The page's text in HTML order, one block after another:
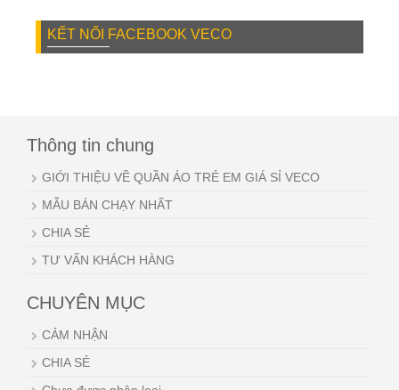
KẾT NỐI FACEBOOK VECO
Thông tin chung
GIỚI THIỆU VỀ QUẦN ÁO TRẺ EM GIÁ SỈ VECO
MẪU BÁN CHẠY NHẤT
CHIA SẺ
TƯ VẤN KHÁCH HÀNG
CHUYÊN MỤC
CẢM NHẬN
CHIA SẺ